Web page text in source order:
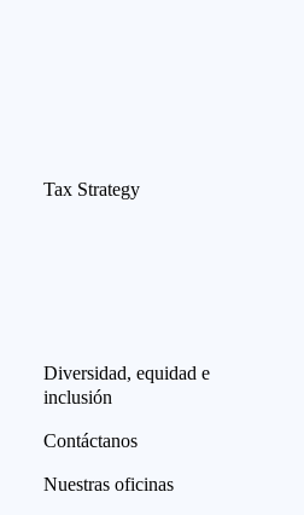
Tax Strategy
Diversidad, equidad e
inclusión
Contáctanos
Nuestras oficinas